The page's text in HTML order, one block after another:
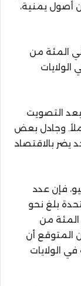
أصول يمنية،
عامر غالب، الذي حصل على 68 في المئة من
وقد حصل انقسام في المدينة عام 2004 بعد التصويت
وجادل بعض
يضر بالاقتصاد
فإن عدد
بلغ نحو
أي ما يعادل 1.1 في المئة من
السكان. وبحلول عام 2040، من المتوقع أن
الولايات